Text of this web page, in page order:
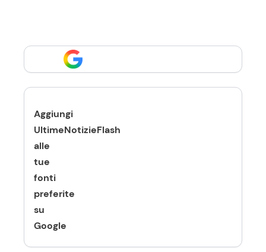
Aggiungi
UltimeNotizieFlash
alle
tue
fonti
preferite
su
Google